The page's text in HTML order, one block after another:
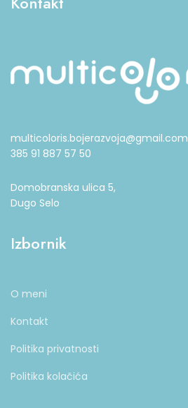
multicoloris.bojerazvoja@gmail.com
385 91 887 57 50
Domobranska ulica 5,
Dugo Selo
Izbornik
O meni
Kontakt
Politika privatnosti
Politika kolačića